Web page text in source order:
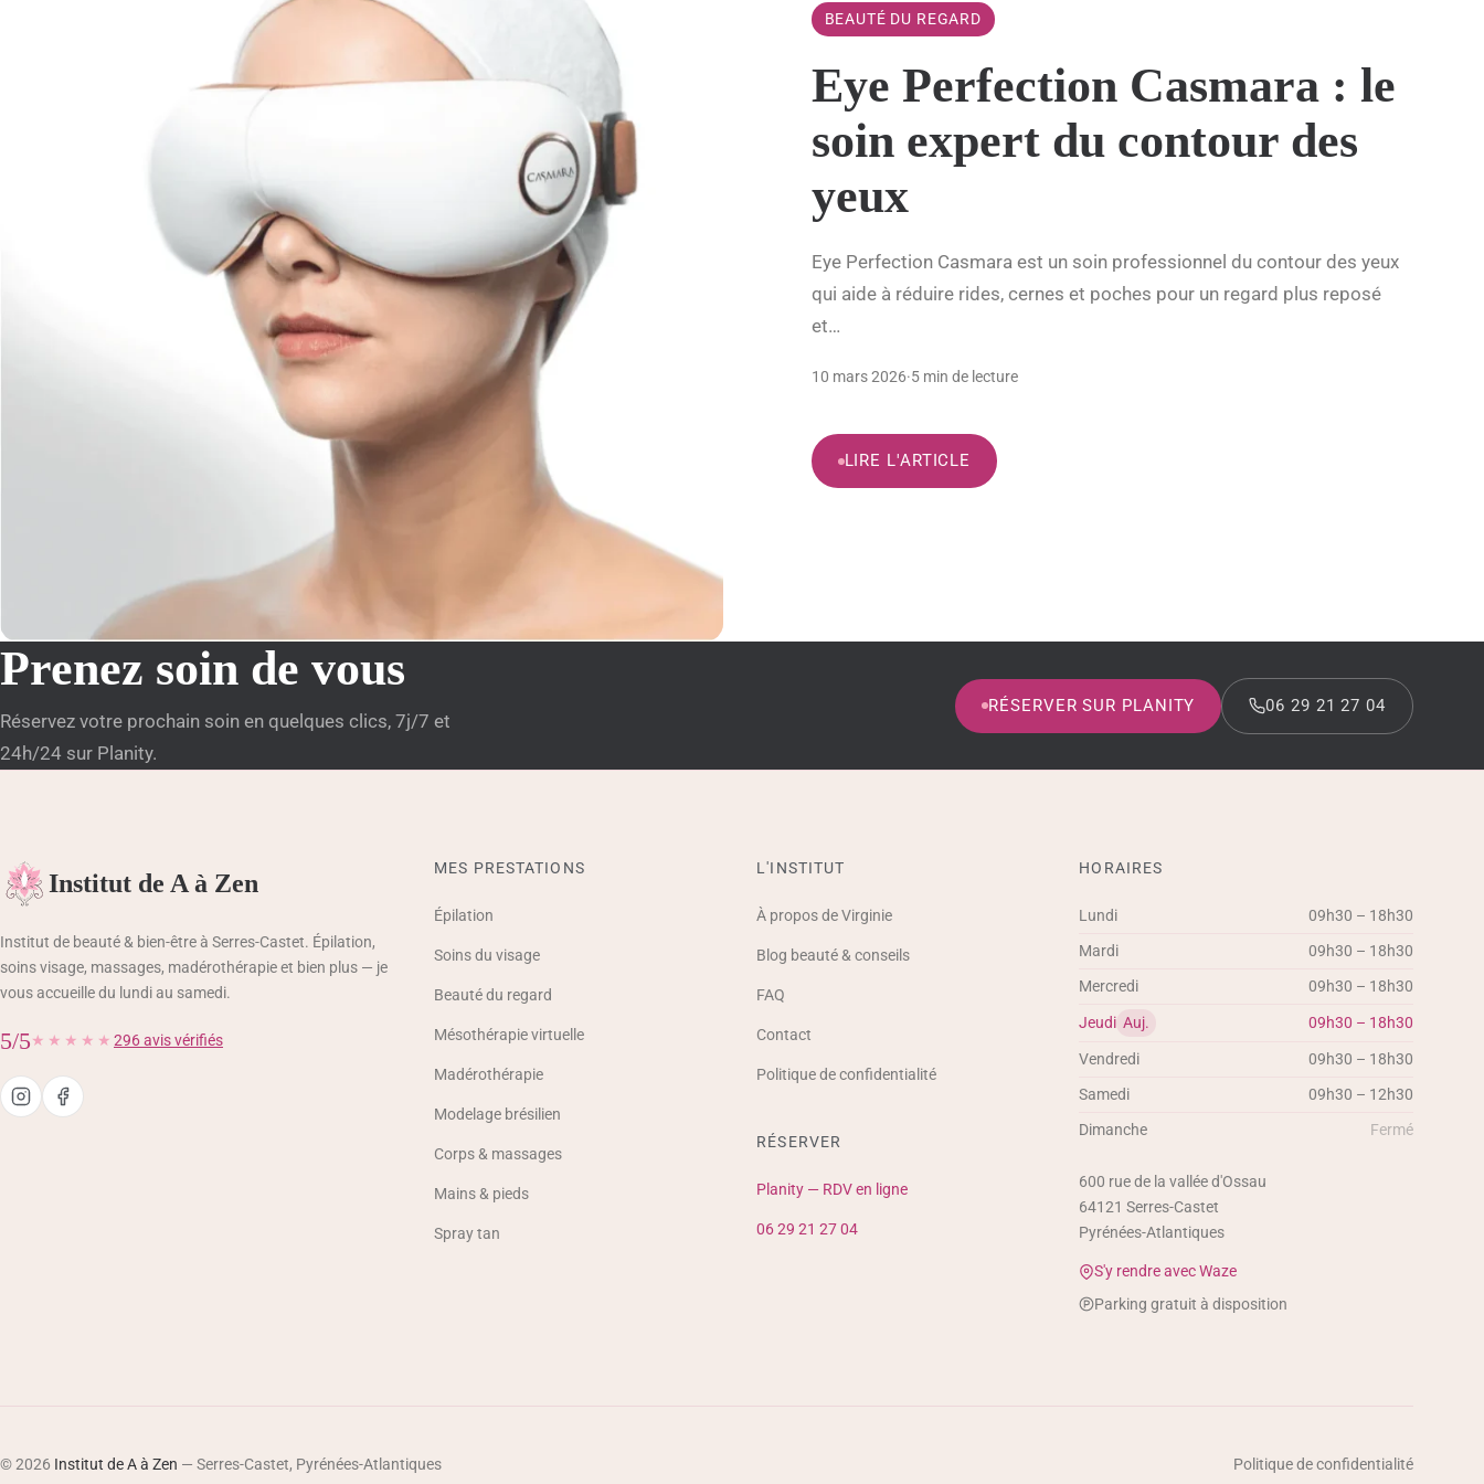
BEAUTÉ DU REGARD
Eye Perfection Casmara : le
soin expert du contour des
yeux
Eye Perfection Casmara est un soin professionnel du contour des yeux
qui aide à réduire rides, cernes et poches pour un regard plus reposé
et…
10 mars 2026·5 min de lecture
LIRE L'ARTICLE
Prenez soin de vous
Réservez votre prochain soin en quelques clics, 7j/7 et
24h/24 sur Planity.
RÉSERVER SUR PLANITY 06 29 21 27 04
Institut de A à Zen
Institut de beauté & bien-être à Serres-Castet. Épilation,
soins visage, massages, madérothérapie et bien plus — je
vous accueille du lundi au samedi.
5/5★★★★★ 296 avis vérifiés
MES PRESTATIONS
Épilation
Soins du visage
Beauté du regard
Mésothérapie virtuelle
Madérothérapie
Modelage brésilien
Corps & massages
Mains & pieds
Spray tan
L'INSTITUT
À propos de Virginie
Blog beauté & conseils
FAQ
Contact
Politique de confidentialité
RÉSERVER
Planity — RDV en ligne
06 29 21 27 04
HORAIRES
Lundi
09h30 – 18h30
Mardi
09h30 – 18h30
Mercredi
09h30 – 18h30
Jeudi Auj. 09h30 – 18h30
Vendredi
09h30 – 18h30
Samedi
09h30 – 12h30
Dimanche
Fermé
600 rue de la vallée d'Ossau
64121 Serres-Castet
Pyrénées-Atlantiques
S'y rendre avec Waze
Parking gratuit à disposition
© 2026 Institut de A à Zen — Serres-Castet, Pyrénées-Atlantiques Politique de confidentialité